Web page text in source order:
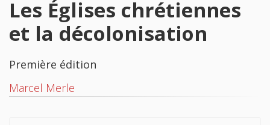
Les Églises chrétiennes
et la décolonisation
Première édition
Marcel Merle